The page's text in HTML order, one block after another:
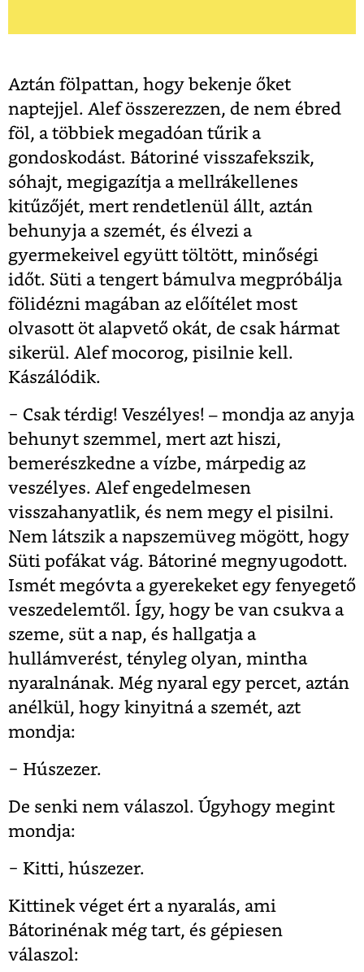
Aztán fölpattan, hogy bekenje őket
naptejjel. Alef összerezzen, de nem ébred
föl, a többiek megadóan tűrik a
gondoskodást. Bátoriné visszafekszik,
sóhajt, megigazítja a mellrákellenes
kitűzőjét, mert rendetlenül állt, aztán
behunyja a szemét, és élvezi a
gyermekeivel együtt töltött, minőségi
időt. Süti a tengert bámulva megpróbálja
fölidézni magában az előítélet most
olvasott öt alapvető okát, de csak hármat
sikerül. Alef mocorog, pisilnie kell.
Kászálódik.
− Csak térdig! Veszélyes! – mondja az anyja
behunyt szemmel, mert azt hiszi,
bemerészkedne a vízbe, márpedig az
veszélyes. Alef engedelmesen
visszahanyatlik, és nem megy el pisilni.
Nem látszik a napszemüveg mögött, hogy
Süti pofákat vág. Bátoriné megnyugodott.
Ismét megóvta a gyerekeket egy fenyegető
veszedelemtől. Így, hogy be van csukva a
szeme, süt a nap, és hallgatja a
hullámverést, tényleg olyan, mintha
nyaralnának. Még nyaral egy percet, aztán
anélkül, hogy kinyitná a szemét, azt
mondja:
− Húszezer.
De senki nem válaszol. Úgyhogy megint
mondja:
− Kitti, húszezer.
Kittinek véget ért a nyaralás, ami
Bátorinénak még tart, és gépiesen
válaszol: